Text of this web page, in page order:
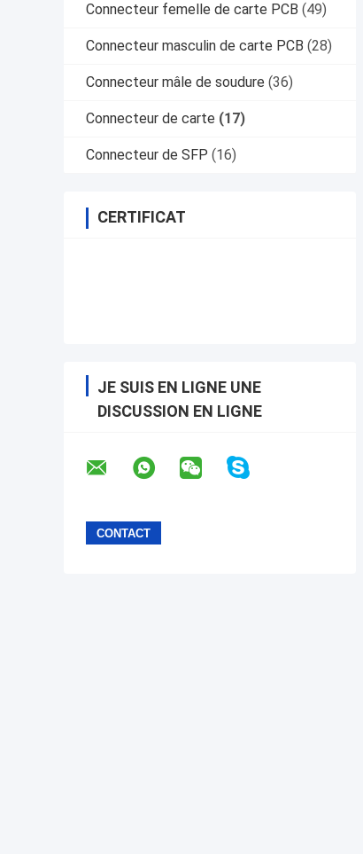
Connecteur femelle de carte PCB (49)
Connecteur masculin de carte PCB (28)
Connecteur mâle de soudure (36)
Connecteur de carte (17)
Connecteur de SFP (16)
CERTIFICAT
JE SUIS EN LIGNE UNE
DISCUSSION EN LIGNE